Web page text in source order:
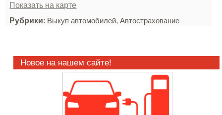
Показать на карте
Рубрики: Выкуп автомобилей,Автострахование
Новое на нашем сайте!